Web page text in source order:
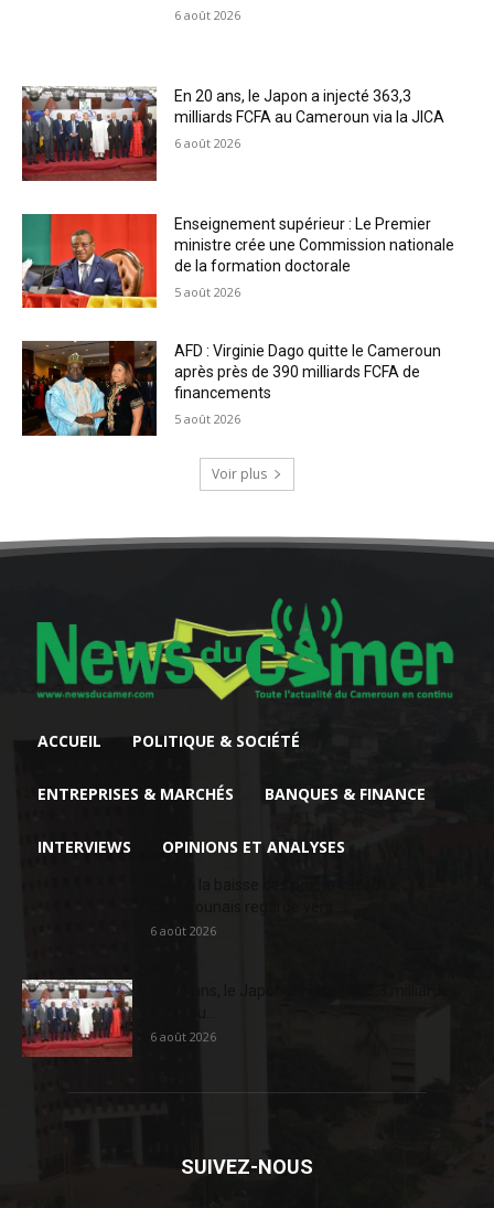
6 août 2026
En 20 ans, le Japon a injecté 363,3
milliards FCFA au Cameroun via la JICA
6 août 2026
Enseignement supérieur : Le Premier
ministre crée une Commission nationale
de la formation doctorale
5 août 2026
AFD : Virginie Dago quitte le Cameroun
après près de 390 milliards FCFA de
financements
5 août 2026
Voir plus
ACCUEIL POLITIQUE & SOCIÉTÉ
ENTREPRISES & MARCHÉS BANQUES & FINANCE
INTERVIEWS OPINIONS ET ANALYSES
6 août 2026
6 août 2026
SUIVEZ-NOUS